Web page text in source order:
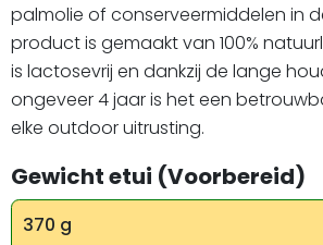
palmolie of conserveermiddelen in
product is gemaakt van 100%
is lactosevrij en dankzij de lange
ongeveer 4 jaar is het een
elke outdoor uitrusting.
Gewicht etui (Voorbereid)
370 g